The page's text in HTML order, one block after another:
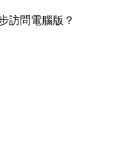
訪問電腦版？